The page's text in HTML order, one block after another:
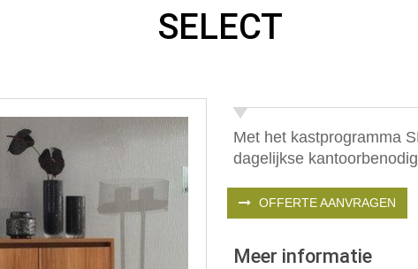
SELECT
Met het kastprogramma
dagelijkse
OFFERTE AANVRAGEN
Meer informatie